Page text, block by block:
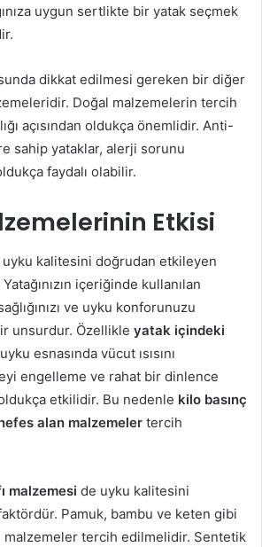
uygun sertlikte bir yatak seçmek
dikkat edilmesi gereken bir diğer
Doğal malzemelerin tercih
açısından oldukça önemlidir. Anti-
sahip yataklar, alerji sorunu
faydalı olabilir.
Etkisi
uyku kalitesini doğrudan etkileyen
içeriğinde kullanılan
ve uyku konforunuzu
unsurdur. Özellikle yatak içindeki
uyku esnasında vücut ısısını
engelleme ve rahat bir dinlence
etkilidir. Bu nedenle kilo basınç
alan malzemeler tercih
malzemesi de uyku kalitesini
Pamuk, bambu ve keten gibi
malzemeler tercih edilmelidir. Sentetik